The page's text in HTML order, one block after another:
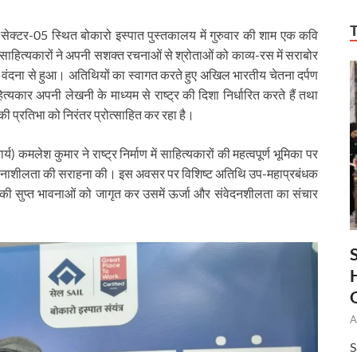
05 स्थित बोकारो इस्पात पुस्तकालय में गुरुवार की शाम एक कवि
ने अपनी सशक्त रचनाओं से श्रोताओं को काव्य-रस में सराबोर
वंदना से हुआ। अतिथियों का स्वागत करते हुए अखिल भारतीय चेतना दर्पण
अपनी लेखनी के माध्यम से राष्ट्र की दिशा निर्धारित करते हैं तथा
को निरंतर प्रोत्साहित कर रहा है।
कुमार ने राष्ट्र निर्माण में साहित्यकारों की महत्वपूर्ण भूमिका पर
की सराहना की। इस अवसर पर विशिष्ट अतिथि उप-महाप्रबंधक
सुप्त भावनाओं को जागृत कर उसमें ऊर्जा और संवेदनशीलता का संचार